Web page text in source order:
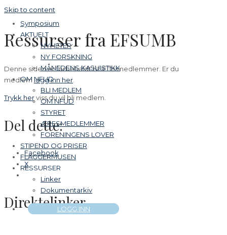
Skip to content
Symposium
AKTUELT
NYHETER
NY FORSKNING
MÅNEDENS KASUISTIKK
OM NFUD
BLI MEDLEM
OM NFUD
STYRET
ÆRESMEDLEMMER
FORENINGENS LOVER
STIPEND OG PRISER
FLAGGERMUSEN
RESSURSER
Linker
Dokumentarkiv
LOGG INN
Ressurser fra EFSUMB
Denne siden er forbehaldt NUFDs medlemmer. Er du
medlem logg inn her.
Trykk herviss du vil bli medlem.
Del dette:
Facebook
X
Direktelinker